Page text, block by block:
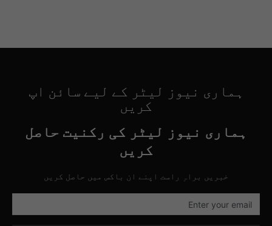
ہماری نیوز لیٹر کے لیے سائن اپ
کریں
ہماری نیوز لیٹر کی رکنیت حاصل
کریں
خبریں براہِ راست اپنے ان باکس میں حاصل کریں